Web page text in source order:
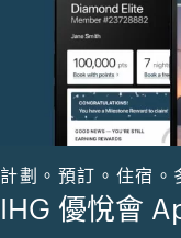
計劃。預訂。住宿。
IHG 優悅會